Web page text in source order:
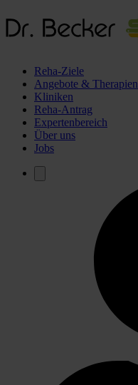
Reha-Ziele
Angebote & Therapien
Kliniken
Reha-Antrag
Expertenbereich
Über uns
Jobs